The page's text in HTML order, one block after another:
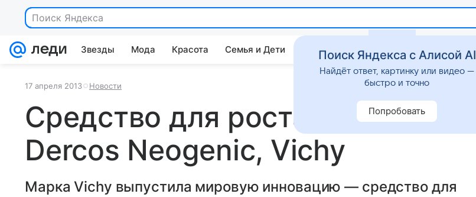
Звезды Мода Красота Семья и Дети Дом Гороскопы Стиль жизни
17 апреля 2013 Новости
Средство для роста волос
Dercos Neogenic, Vichy
Марка Vichy выпустила мировую инновацию — средство для
Поиск Яндекса с Алисой AI
Найдёт ответ, картинку или видео —
быстро и точно
Попробовать